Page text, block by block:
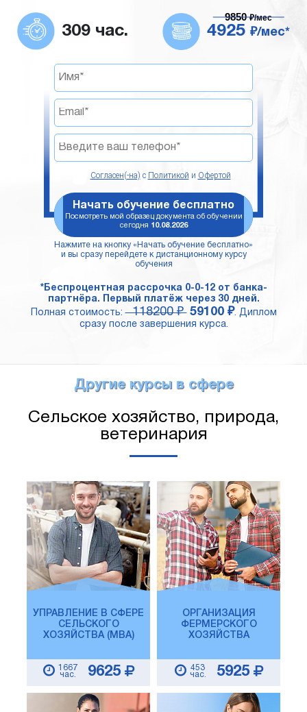
309 час. 4925 ₽/мес*
9850₽/мес
Согласен(-на) с Политикой и Офертой
Начать обучение бесплатно
Посмотреть мой образец документа об обучении
сегодня 10.08.2026
Нажмите на кнопку «Начать обучение бесплатно»
и вы сразу перейдете к дистанционному курсу
обучения
*Беспроцентная рассрочка 0-0-12 от банка-
партнёра. Первый платёж через 30 дней.
Полная стоимость:118200 ₽ 59100 ₽. Диплом
сразу после завершения курса.
Другие курсы в сфере
Сельское хозяйство, природа,
ветеринария
УПРАВЛЕНИЕ В СФЕРЕ
СЕЛЬСКОГО
ХОЗЯЙСТВА (MBA)
1667
час.
9625
ОРГАНИЗАЦИЯ
ФЕРМЕРСКОГО
ХОЗЯЙСТВА
453
час.
5925